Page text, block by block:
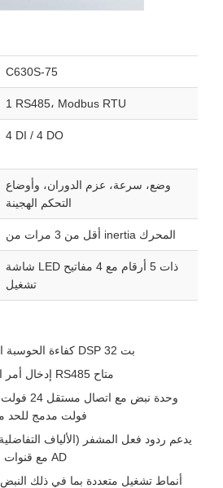
C630S-75
1 RS485، Modbus RTU
4 DI / 4 DO
وضع، سرعة، عزم الدوران، وأوضاع
التحكم الهجينة
أقل من 3 مرات من inertia المحرك
شاشة LED ذات 5 أرقام مع 4 مفاتيح
تشغيل
كفاءة الحوسبة الممتازة مع رقاقة DSP 32 بت
إدخال أمر النبض وإدخال أمر RS485 متاح
فولت مدمج للحد
يدعم ردود فعل المشفر (الألياف
مع قنوات إدخال متعددة من AD
أنماط تشغيل متعددة بما في ذلك